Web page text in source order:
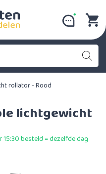
rollator - Rood
lichtgewicht
besteld = dezelfde dag